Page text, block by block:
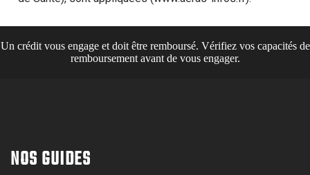
Un crédit vous engage et doit être remboursé. Vérifiez vos capacités de
remboursement avant de vous engager.
NOS GUIDES